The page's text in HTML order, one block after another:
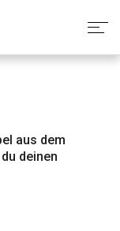
aus dem
deinen